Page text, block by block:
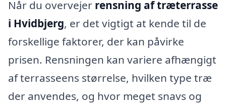
Når du overvejer rensning af træterrasse
i Hvidbjerg, er det vigtigt at kende til de
forskellige faktorer, der kan påvirke
prisen. Rensningen kan variere afhængigt
af terrasseens størrelse, hvilken type træ
der anvendes, og hvor meget snavs og